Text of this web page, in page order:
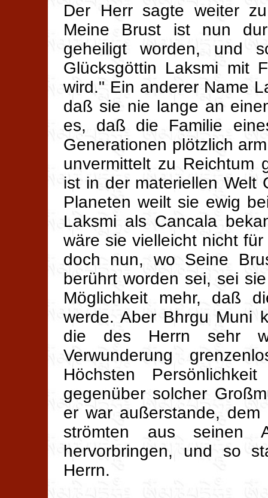
Der Herr sagte weiter
Meine Brust ist nun
geheiligt worden, und
Glücksgöttin Laksmi mit
wird." Ein anderer Name
daß sie nie lange an
es, daß die Familie
Generationen plötzlich
unvermittelt zu Reichtum
ist in der materiellen Welt
Planeten weilt sie ewig
Laksmi als Cancala
wäre sie vielleicht nicht
doch nun, wo Seine
berührt worden sei, sei
Möglichkeit mehr, daß
werde. Aber Bhrgu Muni
die des Herrn sehr
Verwunderung
Höchsten
gegenüber solcher
er war außerstande,
strömten aus seinen
hervorbringen, und so
Herrn.